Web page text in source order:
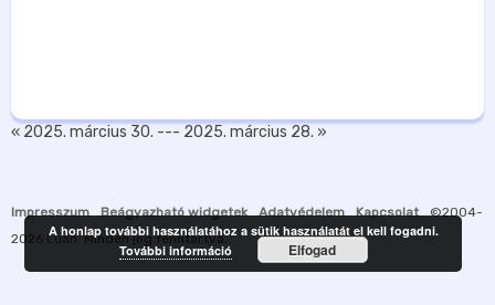
« 2025. március 30. --- 2025. március 28. »
Impresszum Beágyazható widgetek Adatvédelem Kapcsolat
©2004-
2026 Luah. Minden jog fenntartva.
A honlap további használatához a sütik használatát el kell fogadni.
További információ
Elfogad